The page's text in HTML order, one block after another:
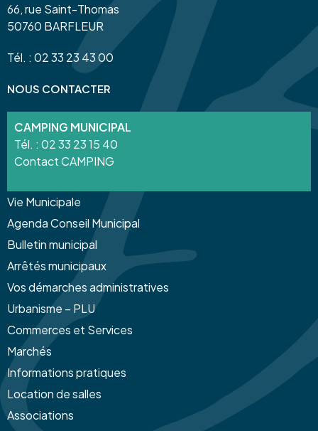
66, rue Saint-Thomas
50760 BARFLEUR
Tél. : 02 33 23 43 00
NOUS CONTACTER
CAMPING MUNICIPAL
Tél. : 02 33 23 15 40
Contact CAMPING
Vie Municipale
Agenda Conseil Municipal
Bulletin municipal
Arrêtés municipaux
Vos démarches administratives
Urbanisme – PLU
Commerces et Services
Marchés
Informations pratiques
Location de salles
Associations